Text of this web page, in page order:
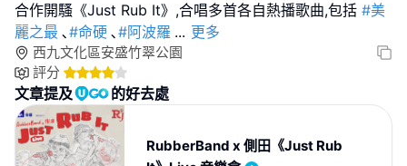
合作開騷《Just Rub It》,合唱多首各自熱播歌曲,包括 #美
麗之最 ､#命硬 ､#阿波羅 ... 更多
西九文化區安盛竹翠公園
評分
文章提及 的好去處
RubberBand x 側田《Just Rub